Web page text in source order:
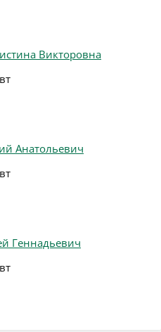
Викторовна
Анатольевич
Геннадьевич